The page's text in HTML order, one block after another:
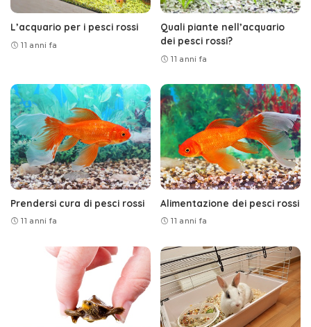
L’acquario per i pesci rossi
11 anni fa
Quali piante nell’acquario
dei pesci rossi?
11 anni fa
Prendersi cura di pesci rossi
11 anni fa
Alimentazione dei pesci rossi
11 anni fa